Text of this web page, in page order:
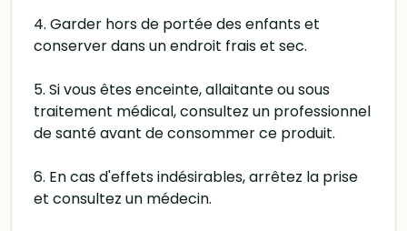
4. Garder hors de portée des enfants et
conserver dans un endroit frais et sec.
5. Si vous êtes enceinte, allaitante ou sous
traitement médical, consultez un professionnel
de santé avant de consommer ce produit.
6. En cas d'effets indésirables, arrêtez la prise
et consultez un médecin.